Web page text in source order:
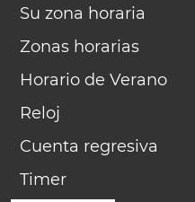
Su zona horaria
Zonas horarias
Horario de Verano
Reloj
Cuenta regresiva
Timer